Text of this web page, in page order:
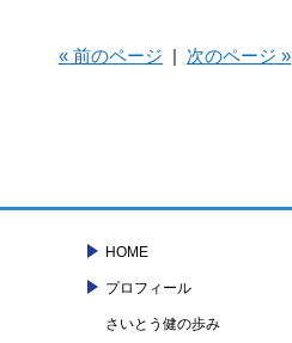
« 前のページ | 次のページ »
HOME
プロフィール
さいとう健の歩み